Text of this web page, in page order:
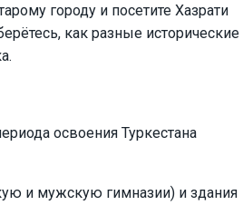
городу и посетите Хазрати
как разные исторические
освоения Туркестана
и мужскую гимназии) и здания